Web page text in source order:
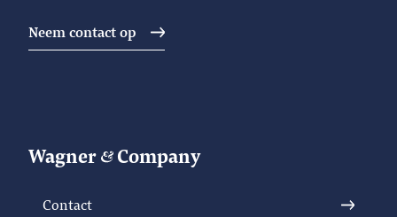
Neem contact op
Wagner Company
Contact